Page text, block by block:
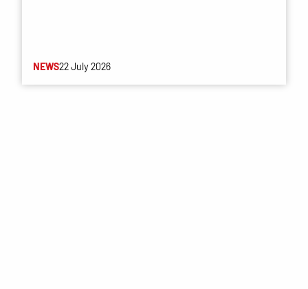
NEWS22 July 2026